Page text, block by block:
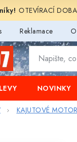
OTEVÍRACÍ
Reklamace
NOVINKY
KAJUTOVÉ